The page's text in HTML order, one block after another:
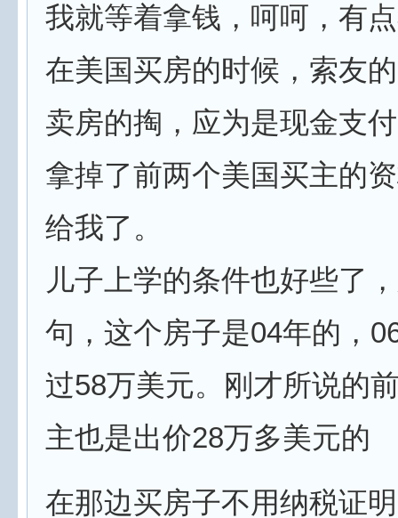
我就等着拿钱，呵呵，有
在美国买房的时候，索友
卖房的掏，应为是现金支
拿掉了前两个美国买主的
给我了。
儿子上学的条件也好些了
句，这个房子是04年的，
过58万美元。刚才所说的
主也是出价28万多美元的
在那边买房子不用纳税证